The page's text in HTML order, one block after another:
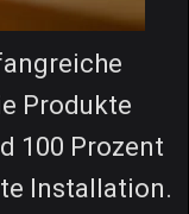
Produkte
100 Prozent
Installation.